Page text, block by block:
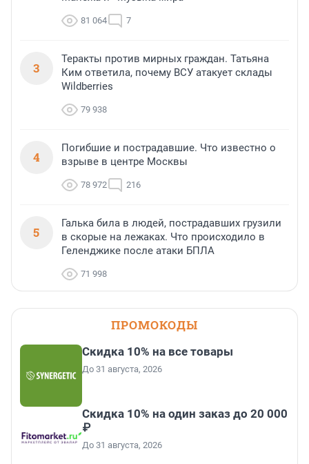
81 064 7
3
Теракты против мирных граждан. Татьяна
Ким ответила, почему ВСУ атакует склады
Wildberries
79 938
4
Погибшие и пострадавшие. Что известно о
взрыве в центре Москвы
78 972 216
5
Галька била в людей, пострадавших грузили
в скорые на лежаках. Что происходило в
Геленджике после атаки БПЛА
71 998
ПРОМОКОДЫ
Скидка 10% на все товары
До 31 августа, 2026
Скидка 10% на один заказ до 20 000
₽
До 31 августа, 2026